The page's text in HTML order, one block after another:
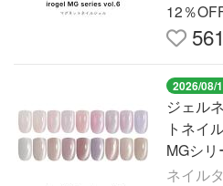
ゴール
12％
561
2026/08/
ジェル
トネイ
MGシ
微粒子3
ネイル